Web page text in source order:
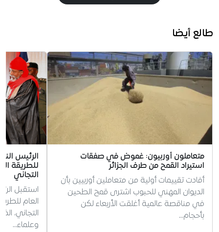
طالع أيضا
متعاملون أوربيون: غموض في صفقات
استيراد القمح من طرف الجزائر
أفادت تقييمات أولية من متعاملين أوربيين بأن
الديوان المهني للحبوب اشترى قمح الطحين
في مناقصة عالمية أغلقت الأربعاء لكن
بأحجام…
الرئيس
للطريقة
التجاني
استقبل
العام
التجاني،
وعلماء…